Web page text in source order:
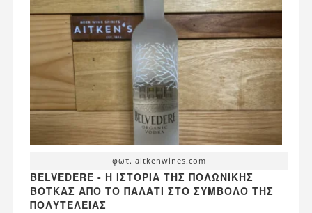
φωτ. aitkenwines.com
BELVEDERE - Η ΙΣΤΟΡΊΑ ΤΗΣ ΠΟΛΩΝΙΚΉΣ
ΒΌΤΚΑΣ ΑΠΌ ΤΟ ΠΑΛΆΤΙ ΣΤΟ ΣΎΜΒΟΛΟ ΤΗΣ
ΠΟΛΥΤΈΛΕΙΑΣ